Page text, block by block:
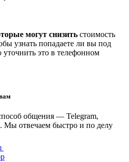
могут снизить стоимость
узнать попадаете ли вы под
это в телефонном
общения — Telegram,
отвечаем быстро и по делу